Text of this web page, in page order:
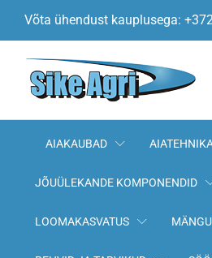
Võta ühendust kauplusega:
AIAKAUBAD
JÕUÜLEKANDE KOMPONENDID
LOOMAKASVATUS
Kirjeldus